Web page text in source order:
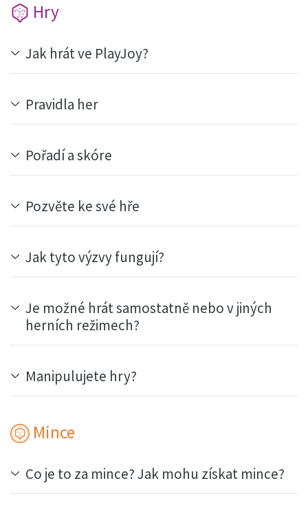
Hry
Jak hrát ve PlayJoy?
Pravidla her
Pořadí a skóre
Pozvěte ke své hře
Jak tyto výzvy fungují?
Je možné hrát samostatně nebo v jiných
herních režimech?
Manipulujete hry?
Mince
Co je to za mince? Jak mohu získat mince?